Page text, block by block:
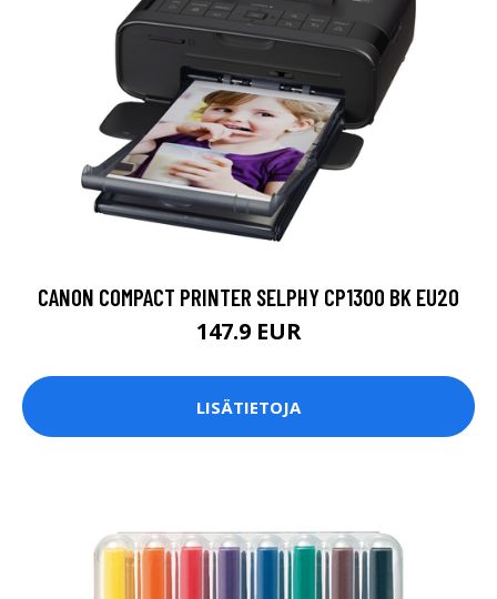
CANON COMPACT PRINTER SELPHY CP1300 BK EU20
147.9 EUR
LISÄTIETOJA